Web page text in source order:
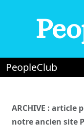
PeopleClub
ARCHIVE : article
notre ancien site